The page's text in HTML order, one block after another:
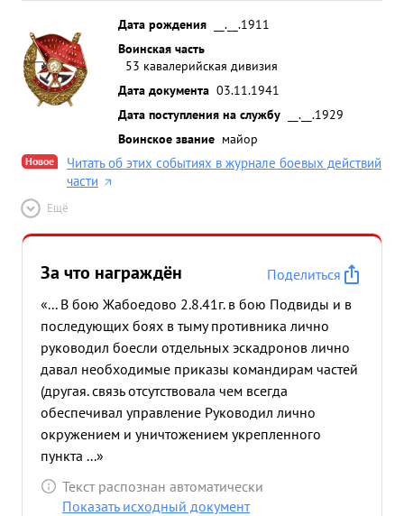
Дата рождения
__.__.1911
Воинская часть
53 кавалерийская дивизия
Дата документа 03.11.1941
Дата поступления на службу
__.__.1929
Воинское звание майор
Новое
Читать об этих событиях в журнале боевых действий
части
Ещё
За что награждён
Поделиться
«... В бою Жабоедово 2.8.41г. в бою Подвиды и в
последующих боях в тыму противника лично
руководил боесли отдельных эскадронов лично
давал необходимые приказы командирам частей
(другая. связь отсутствовала чем всегда
обеспечивал управление Руководил лично
окружением и уничтожением укрепленного
пункта ...»
Текст распознан автоматически
Показать исходный документ